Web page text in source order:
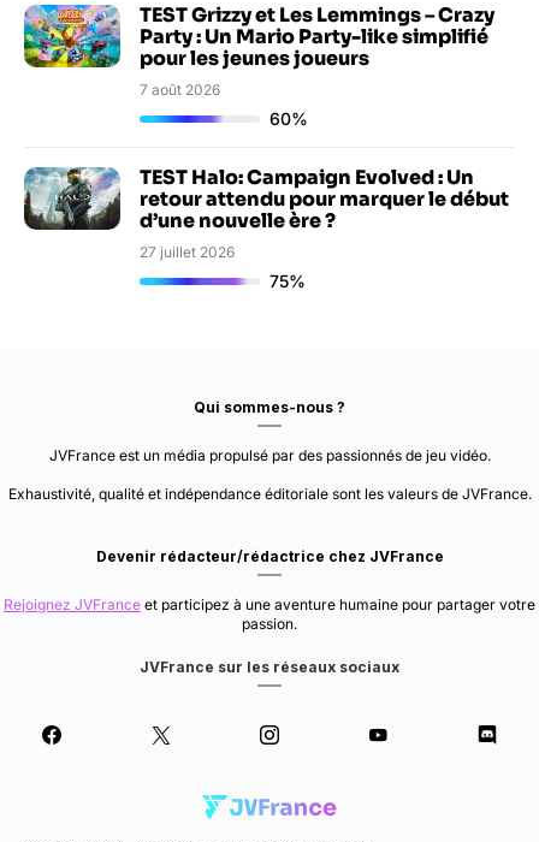
TEST Grizzy et Les Lemmings – Crazy
Party : Un Mario Party-like simplifié
pour les jeunes joueurs
7 août 2026
60%
TEST Halo: Campaign Evolved : Un
retour attendu pour marquer le début
d’une nouvelle ère ?
27 juillet 2026
75%
Qui sommes-nous ?
JVFrance est un média propulsé par des passionnés de jeu vidéo.
Exhaustivité, qualité et indépendance éditoriale sont les valeurs de JVFrance.
Devenir rédacteur/rédactrice chez JVFrance
Rejoignez JVFrance et participez à une aventure humaine pour partager votre
passion.
JVFrance sur les réseaux sociaux